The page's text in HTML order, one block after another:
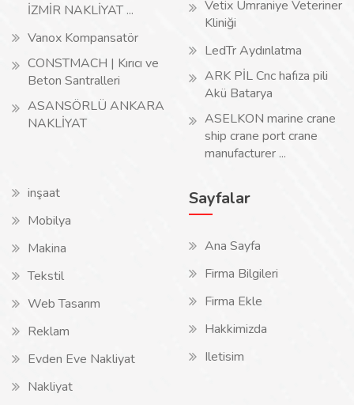
İZMİR NAKLİYAT ...
Vanox Kompansatör
CONSTMACH | Kırıcı ve
Beton Santralleri
ASANSÖRLÜ ANKARA
NAKLİYAT
Vetix Ümraniye Veteriner
Kliniği
LedTr Aydınlatma
ARK PİL Cnc hafıza pili
Akü Batarya
ASELKON marine crane
ship crane port crane
manufacturer ...
inşaat
Mobilya
Makina
Tekstil
Web Tasarım
Reklam
Evden Eve Nakliyat
Nakliyat
Sayfalar
Ana Sayfa
Firma Bilgileri
Firma Ekle
Hakkimizda
Iletisim